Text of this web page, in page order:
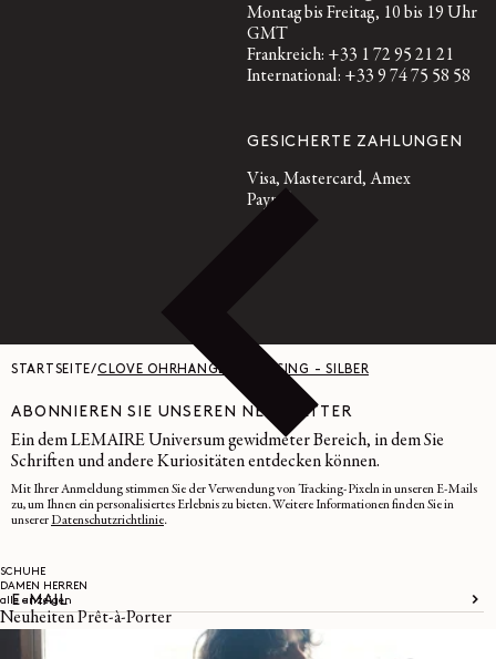
SCHUHE
DAMEN
HERREN
alle anzeigen
Neuheiten Prêt-à-Porter
Montag bis Freitag, 10 bis 19 Uhr
GMT
Frankreich: +33 1 72 95 21 21
International: +33 9 74 75 58 58
GESICHERTE ZAHLUNGEN
Visa, Mastercard, Amex
Paypal
STARTSEITE/CLOVE OHRHÄNGER - MESSING - SILBER
ABONNIEREN SIE UNSEREN NEWSLETTER
Ein dem LEMAIRE Universum gewidmeter Bereich, in dem Sie
Schriften und andere Kuriositäten entdecken können.
Mit Ihrer Anmeldung stimmen Sie der Verwendung von Tracking-Pixeln in unseren E-Mails
zu, um Ihnen ein personalisiertes Erlebnis zu bieten. Weitere Informationen finden Sie in
unserer Datenschutzrichtlinie.
E-MAIL